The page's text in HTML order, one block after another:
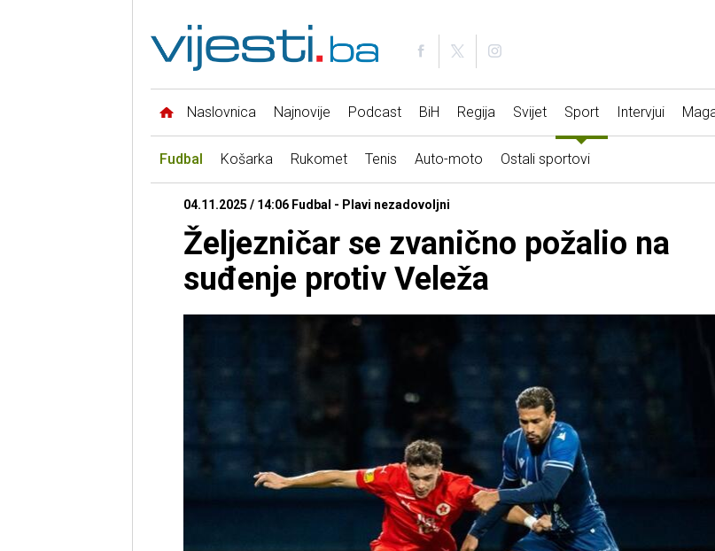
Naslovnica Najnovije Podcast BiH Regija Svijet Sport Intervjui
Fudbal Košarka Rukomet Tenis Auto-moto Ostali sportovi
04.11.2025 / 14:06 Fudbal - Plavi nezadovoljni
Željezničar se zvanično požalio na
suđenje protiv Veleža